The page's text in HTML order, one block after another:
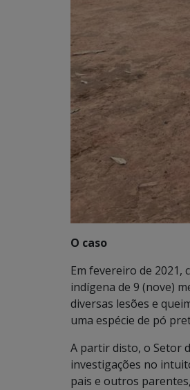
O caso
Em fevereiro de 2021,
indígena de 9 (nove)
diversas lesões e
uma espécie de pó
A partir disto, o Setor
investigações no
pais e outros